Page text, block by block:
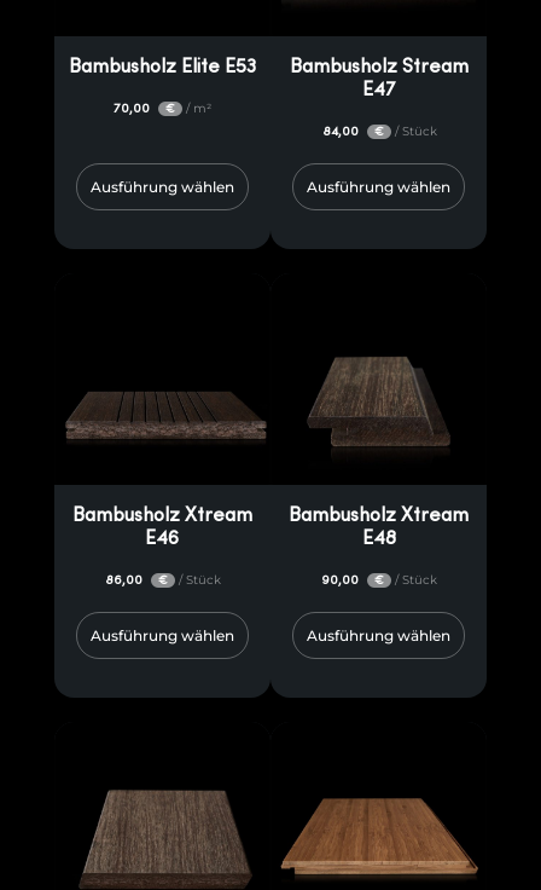
Auf Enipau.ro finden Sie auch andere Produkte auf Holzbasis, wie z.B.
Fassaden aus exotischem Holz, exotische Fußböden und
Terrassendielen sowie Lamellen aus exotischem Holz und spezielle
laden Sie ein, unsere Auswahl an Bambusholzplatten und ähnlichen
Produkten zu entdecken. Wählen Sie die Materialien, die Sie für Ihre
Projekte benötigen, und kontaktieren Sie uns für ein individuelles
hochwertigen Bambusholzprodukten in ganz Europa. Ganz gleich, ob
Sie Bambusplatten, Fußböden oder dekorative Elemente benötigen,
unser effizientes Logistiknetzwerk garantiert eine sichere und
pünktliche Lieferung. Kontaktieren Sie uns für weitere Informationen
Bambusholz Elite E53
70,00 € / m²
Ausführung wählen
Bambusholz Stream
E47
84,00 € / Stück
Ausführung wählen
Bambusholz Xtream
E46
86,00 € / Stück
Ausführung wählen
Bambusholz Xtream
E48
90,00 € / Stück
Ausführung wählen